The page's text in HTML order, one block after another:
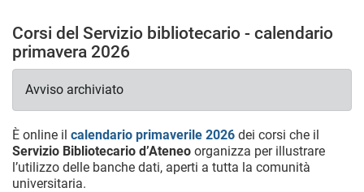
Corsi del Servizio bibliotecario - calendario
primavera 2026
Avviso archiviato
È online il calendario primaverile 2026 dei corsi che il
Servizio Bibliotecario d’Ateneo organizza per illustrare
l’utilizzo delle banche dati, aperti a tutta la comunità
universitaria.